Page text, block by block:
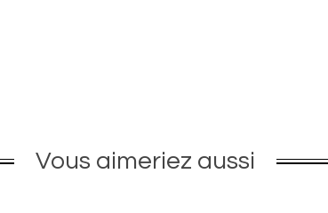
Vous aimeriez aussi